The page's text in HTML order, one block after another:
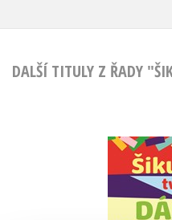
DALŠÍ TITULY Z ŘADY